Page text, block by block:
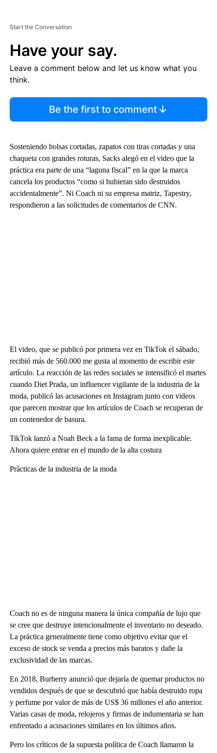
Start the Conversation
Have your say.
Leave a comment below and let us know what you
think.
Be the first to comment
Sosteniendo bolsas cortadas, zapatos con tiras cortadas y una
chaqueta con grandes roturas, Sacks alegó en el video que la
práctica era parte de una “laguna fiscal” en la que la marca
cancela los productos “como si hubieran sido destruidos
accidentalmente”. Ni Coach ni su empresa matriz, Tapestry,
respondieron a las solicitudes de comentarios de CNN.
El video, que se publicó por primera vez en TikTok el sábado,
recibió más de 560.000 me gusta al momento de escribir este
artículo. La reacción de las redes sociales se intensificó el martes
cuando Diet Prada, un influencer vigilante de la industria de la
moda, publicó las acusaciones en Instagram junto con videos
que parecen mostrar que los artículos de Coach se recuperan de
un contenedor de basura.
TikTok lanzó a Noah Beck a la fama de forma inexplicable.
Ahora quiere entrar en el mundo de la alta costura
Prácticas de la industria de la moda
Coach no es de ninguna manera la única compañía de lujo que
se cree que destruye intencionalmente el inventario no deseado.
La práctica generalmente tiene como objetivo evitar que el
exceso de stock se venda a precios más baratos y dañe la
exclusividad de las marcas.
En 2018, Burberry anunció que dejaría de quemar productos no
vendidos después de que se descubrió que había destruido ropa
y perfume por valor de más de US$ 36 millones el año anterior.
Varias casas de moda, relojeros y firmas de indumentaria se han
enfrentado a acusaciones similares en los últimos años.
Pero los críticos de la supuesta política de Coach llamaron la